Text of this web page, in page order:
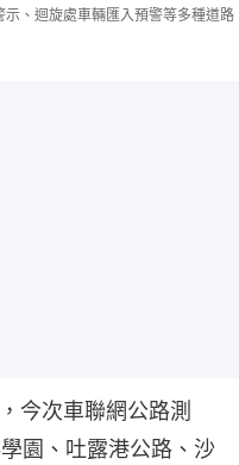
、迴旋處車輛匯入預警等多種道路
今次車聯網公路測
園、吐露港公路、沙